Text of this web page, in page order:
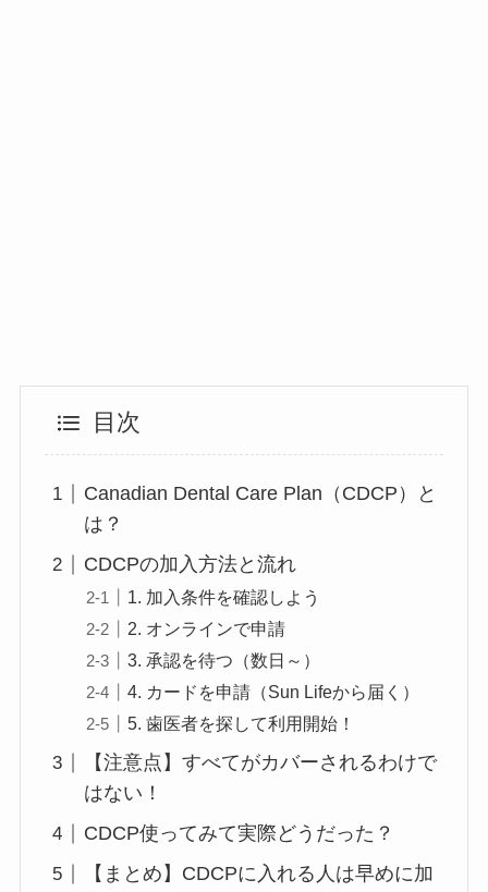
目次
Canadian Dental Care Plan（CDCP）と
は？
CDCPの加入方法と流れ
1. 加入条件を確認しよう
2. オンラインで申請
3. 承認を待つ（数日～）
4. カードを申請（Sun Lifeから届く）
5. 歯医者を探して利用開始！
【注意点】すべてがカバーされるわけで
はない！
CDCP使ってみて実際どうだった？
【まとめ】CDCPに入れる人は早めに加